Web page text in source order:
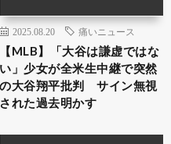
2025.08.20 痛いニュース
【MLB】「大谷は謙虚ではな
い」少女が全米生中継で突然
の大谷翔平批判 サイン無視
された過去明かす